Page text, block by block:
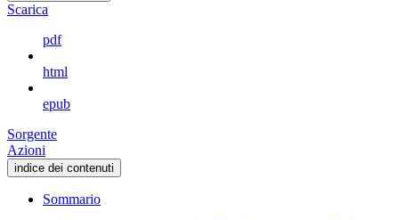
Scarica
pdf
html
epub
Sorgente
Azioni
indice dei contenuti
Sommario